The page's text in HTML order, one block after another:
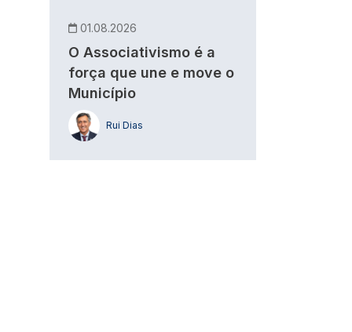
01.08.2026
O Associativismo é a
força que une e move o
Município
Rui Dias